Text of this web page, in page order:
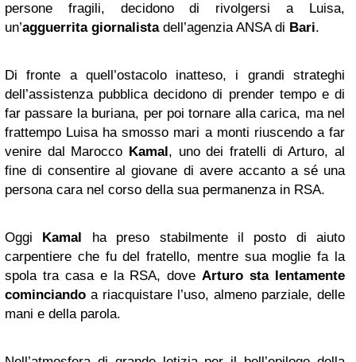
persone fragili, decidono di rivolgersi a Luisa,
un’agguerrita giornalistadell’agenzia ANSA di Bari.
Di fronte a quell’ostacolo inatteso, i grandi strateghi
dell’assistenza pubblica decidono di prender tempo e di
far passare la buriana, per poi tornare alla carica, ma nel
frattempo Luisa ha smosso mari a monti riuscendo a far
venire dal Marocco Kamal , uno dei fratelli di Arturo, al
fine di consentire al giovane di avere accanto a sé una
persona cara nel corso della sua permanenza in RSA.
Oggi Kamal
ha preso stabilmente il posto di aiuto
carpentiere che fu del fratello, mentre sua moglie fa la
spola tra casa e la RSA, doveArturo sta lentamente
cominciando a riacquistare l’uso, almeno parziale, delle
mani e della parola.